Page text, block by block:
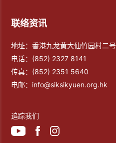
联络资讯
地址：香港九龙黄大仙竹园村二号
电话： (852) 2327 8141
传真： (852) 2351 5640
电邮： info@siksikyuen.org.hk
追踪我们